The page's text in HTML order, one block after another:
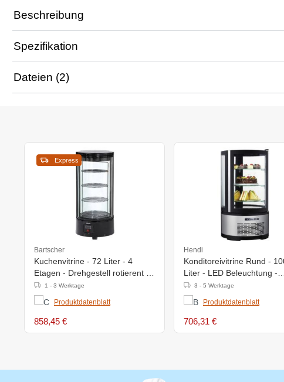
Beschreibung
Spezifikation
Dateien (2)
Express
Bartscher
Kuchenvitrine - 72 Liter - 4
Etagen - Drehgestell rotierent -
450x(h)983mm
1 - 3 Werktage
Produktdatenblatt
858,45 €
Hendi
Konditoreivitrine Rund - 100
Liter - LED Beleuchtung -
ø480x(h)1030mm
3 - 5 Werktage
Produktdatenblatt
706,31 €